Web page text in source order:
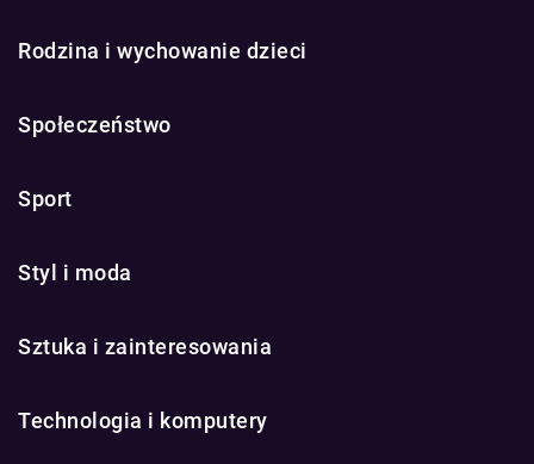
Rodzina i wychowanie dzieci
Społeczeństwo
Sport
Styl i moda
Sztuka i zainteresowania
Technologia i komputery